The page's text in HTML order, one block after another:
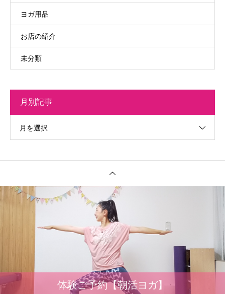
ヨガ用品
お店の紹介
未分類
月別記事
月を選択
体験ご予約【朝活ヨガ】